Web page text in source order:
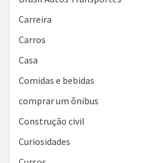
Carreira
Carros
Casa
Comidas e bebidas
comprar um ônibus
Construção civil
Curiosidades